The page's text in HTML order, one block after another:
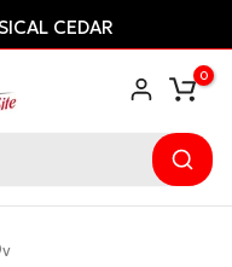
¡Financia con ADDI
0